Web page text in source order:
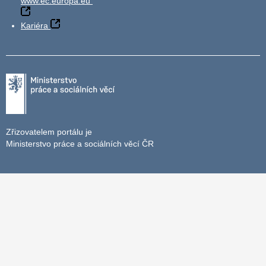
Kariéra
Zřizovatelem portálu je
Ministerstvo práce a sociálních věcí ČR